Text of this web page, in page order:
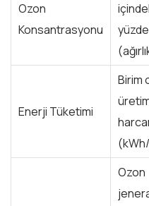
Ozon
Konsantrasyonu
Enerji Tüketimi
Birim
Ozon